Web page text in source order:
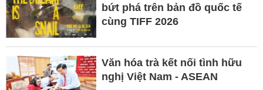
bứt phá trên bản đồ quốc tế
cùng TIFF 2026
Văn hóa trà kết nối tình hữu
nghị Việt Nam - ASEAN